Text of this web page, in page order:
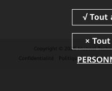
Copyright © 2026 Huawei
Confidentialité
Politique de Cookies